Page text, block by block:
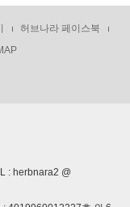
허브나라 페이스북
: herbnara2 @